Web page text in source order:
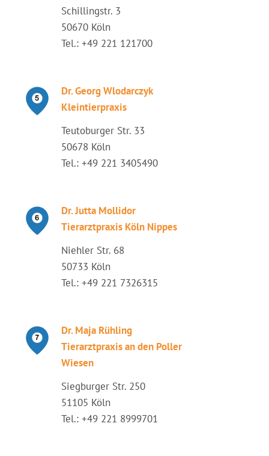
Schillingstr. 3
50670 Köln
Tel.: +49 221 121700
Dr. Georg Wlodarczyk
Kleintierpraxis
Teutoburger Str. 33
50678 Köln
Tel.: +49 221 3405490
Dr. Jutta Mollidor
Tierarztpraxis Köln Nippes
Niehler Str. 68
50733 Köln
Tel.: +49 221 7326315
Dr. Maja Rühling
Tierarztpraxis an den Poller
Wiesen
Siegburger Str. 250
51105 Köln
Tel.: +49 221 8999701